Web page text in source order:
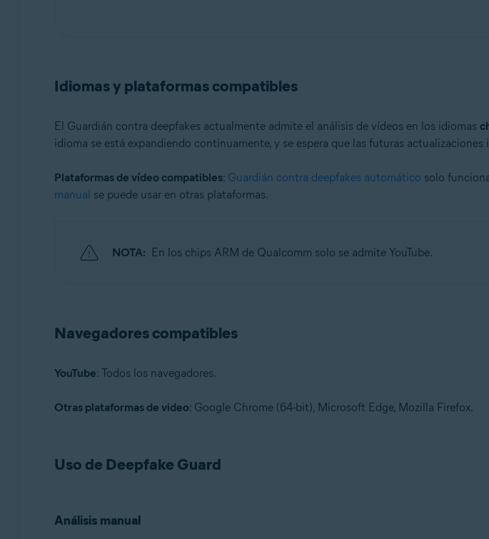
Idiomas y plataformas compatibles
El Guardián contra deepfakes actualmente admite el análisis de vídeos en los idiomas
idioma se está expandiendo continuamente, y se espera que las futuras
Plataformas de vídeo compatibles: Guardián contra deepfakes automático solo
manual se puede usar en otras plataformas.
NOTA: En los chips ARM de Qualcomm solo se admite YouTube.
Navegadores compatibles
YouTube: Todos los navegadores.
Otras plataformas de video: Google Chrome (64-bit), Microsoft Edge, Mozilla Firefox.
Uso de Deepfake Guard
Análisis manual